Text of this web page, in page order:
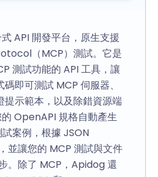
API 開發平台，原生支援
（MCP）測試。它是
測試功能的 API 工具，讓
即可測試 MCP 伺服器、
提示範本，以及除錯資源端
OpenAPI 規格自動產生
案例，根據 JSON
並讓您的 MCP 測試與文件
。除了 MCP，Apidog 還